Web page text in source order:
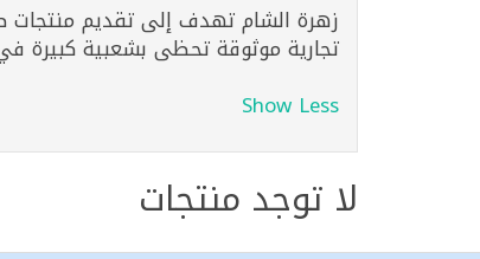
زهرة الشام تهدف إلى تقديم منتجات
تجارية موثوقة تحظى بشعبية كبيرة في
Show Less
لا توجد منتجات